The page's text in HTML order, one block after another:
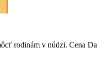
rodinám v núdzi. Cena